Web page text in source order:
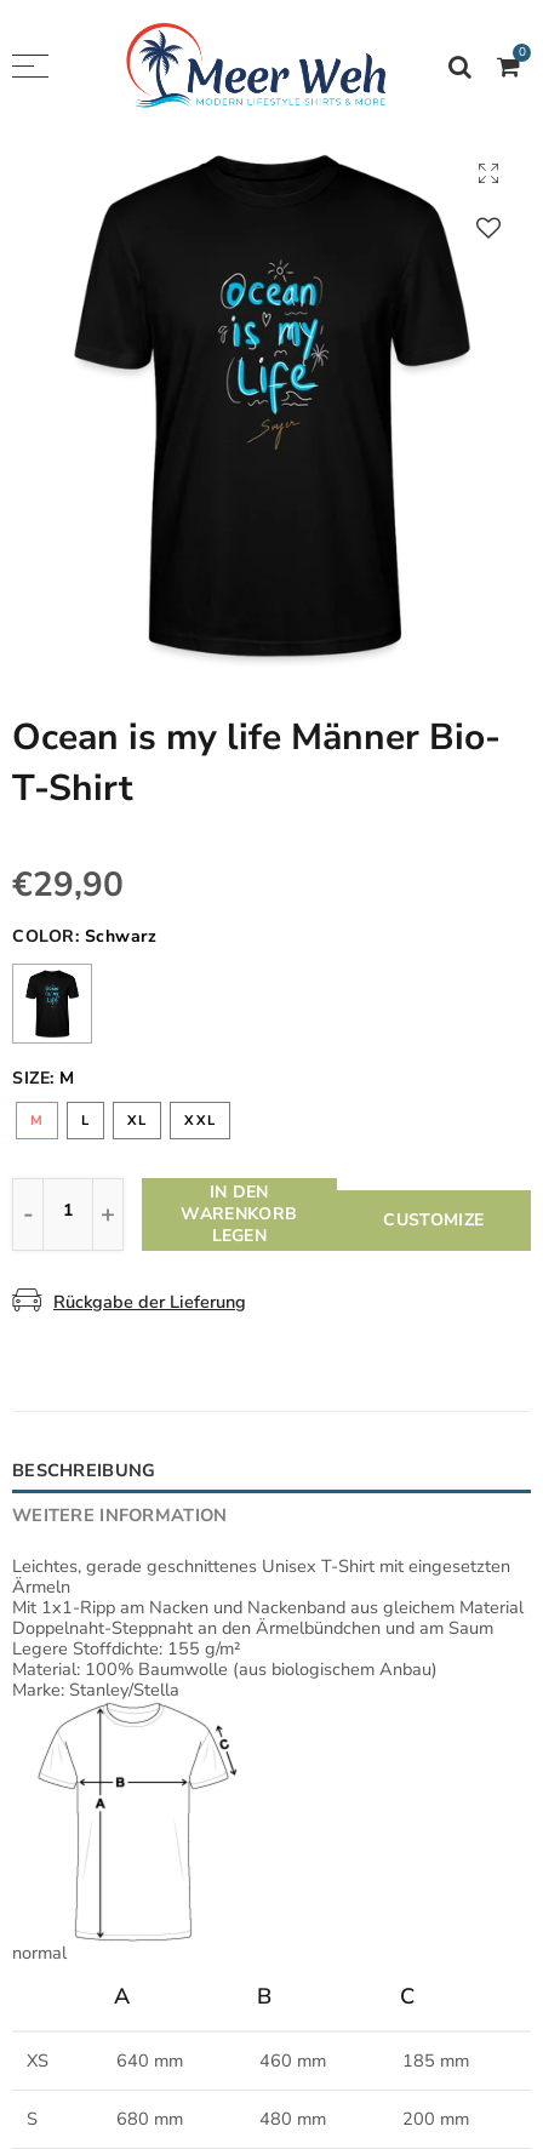
Menü zurück
T-Shirt Girls
Hoodies
0
Ocean is my life Männer Bio-
T-Shirt
€29,90
COLOR: Schwarz
SIZE: M
M L XL XXL
IN DEN
WARENKORB
LEGEN
CUSTOMIZE
Rückgabe der Lieferung
BESCHREIBUNG
WEITERE INFORMATION
Leichtes, gerade geschnittenes Unisex T-Shirt mit eingesetzten
Ärmeln
Mit 1x1-Ripp am Nacken und Nackenband aus gleichem Material
Doppelnaht-Steppnaht an den Ärmelbündchen und am Saum
Legere Stoffdichte: 155 g/m²
Material: 100% Baumwolle (aus biologischem Anbau)
Marke: Stanley/Stella
normal
A B C
XS 640 mm 460 mm 185 mm
S 680 mm 480 mm 200 mm